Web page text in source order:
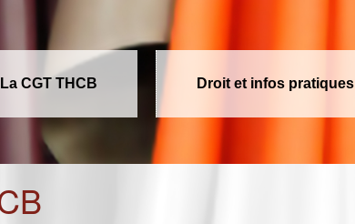
La CGT THCB Droit et infos pratiques